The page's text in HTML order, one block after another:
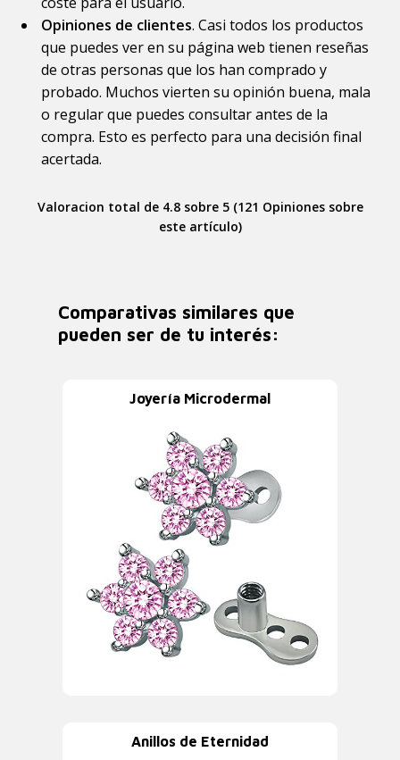
Opiniones de clientes. Casi todos los productos
que puedes ver en su página web tienen reseñas
de otras personas que los han comprado y
probado. Muchos vierten su opinión buena, mala
o regular que puedes consultar antes de la
compra. Esto es perfecto para una decisión final
acertada.
Valoracion total de 4.8 sobre 5 (121 Opiniones sobre
este artículo)
Comparativas similares que
pueden ser de tu interés:
Joyería Microdermal
Anillos de Eternidad